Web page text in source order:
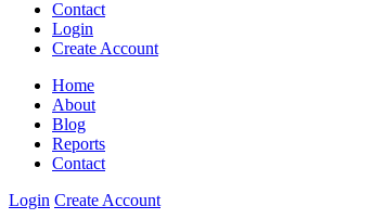
Contact
Login
Create Account
Home
About
Blog
Reports
Contact
Login Create Account